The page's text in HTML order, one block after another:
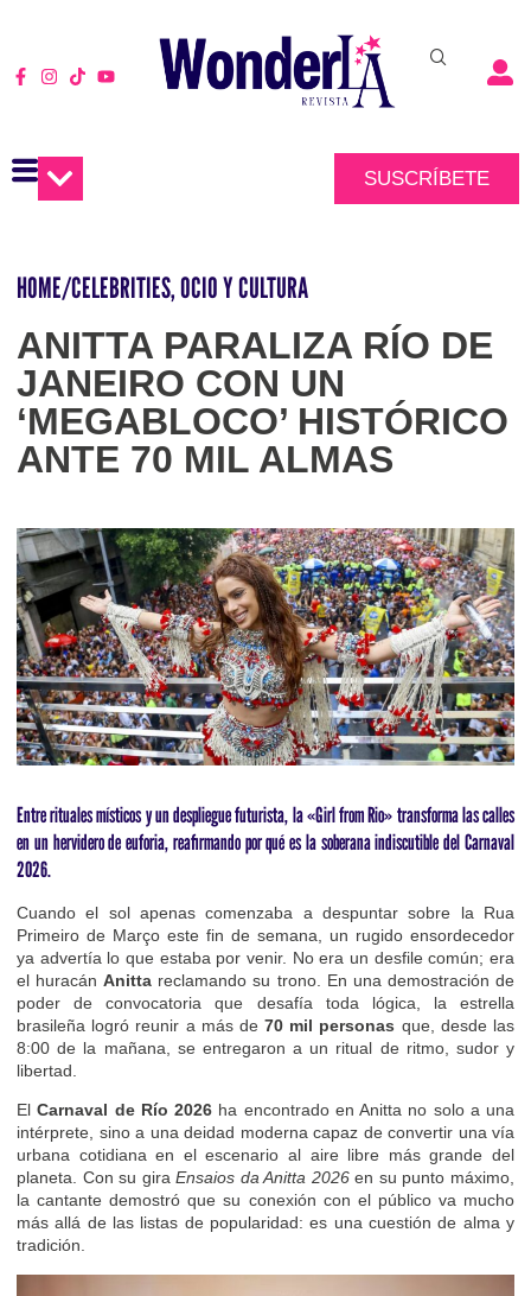
SUSCRÍBETE
HOME/CELEBRITIES,OCIO Y CULTURA
ANITTA PARALIZA RÍO DE
JANEIRO CON UN
‘MEGABLOCO’ HISTÓRICO
ANTE 70 MIL ALMAS
Entre rituales místicos y un despliegue futurista, la «Girl from Rio» transforma las calles
en un hervidero de euforia, reafirmando por qué es la soberana indiscutible del Carnaval
2026.
Cuando el sol apenas comenzaba a despuntar sobre la Rua
Primeiro de Março este fin de semana, un rugido ensordecedor
ya advertía lo que estaba por venir. No era un desfile común; era
el huracánAnitta reclamando su trono. En una demostración de
poder de convocatoria que desafía toda lógica, la estrella
brasileña logró reunir a más de70 mil personas que, desde las
8:00 de la mañana, se entregaron a un ritual de ritmo, sudor y
libertad.
ElCarnaval de Río 2026 ha encontrado en Anitta no solo a una
intérprete, sino a una deidad moderna capaz de convertir una vía
urbana cotidiana en el escenario al aire libre más grande del
planeta. Con su giraEnsaios da Anitta 2026en su punto máximo,
la cantante demostró que su conexión con el público va mucho
más allá de las listas de popularidad: es una cuestión de alma y
tradición.